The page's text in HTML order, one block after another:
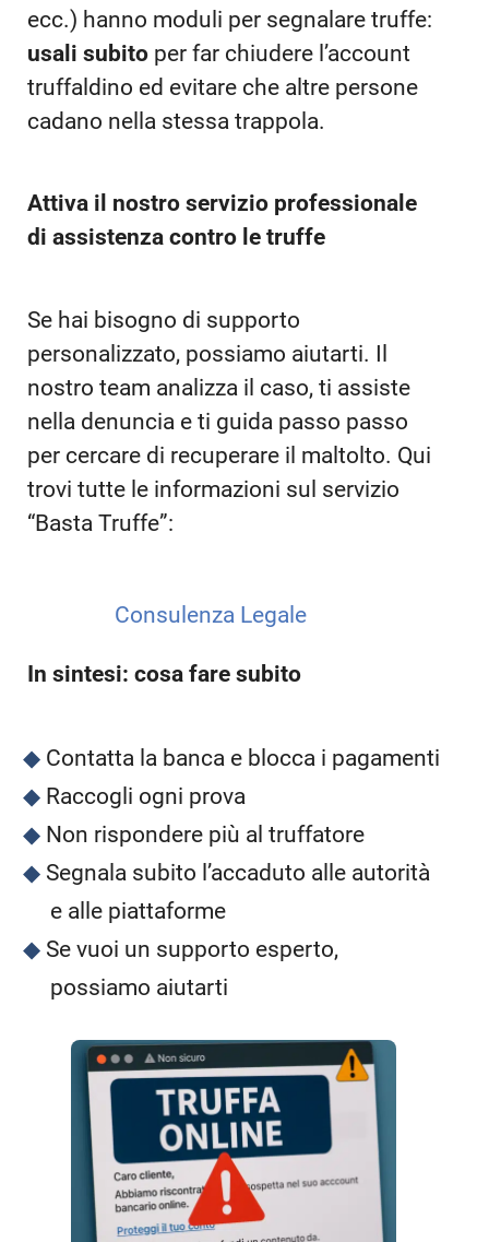
ecc.) hanno moduli per segnalare truffe:
usali subito per far chiudere l’account
truffaldino ed evitare che altre persone
cadano nella stessa trappola.
Attiva il nostro servizio professionale
di assistenza contro le truffe
Se hai bisogno di supporto
personalizzato, possiamo aiutarti. Il
nostro team analizza il caso, ti assiste
nella denuncia e ti guida passo passo
per cercare di recuperare il maltolto. Qui
trovi tutte le informazioni sul servizio
“Basta Truffe”:
Consulenza Legale
In sintesi: cosa fare subito
Contatta la banca e blocca i pagamenti
Raccogli ogni prova
Non rispondere più al truffatore
Segnala subito l’accaduto alle autorità
e alle piattaforme
Se vuoi un supporto esperto,
possiamo aiutarti